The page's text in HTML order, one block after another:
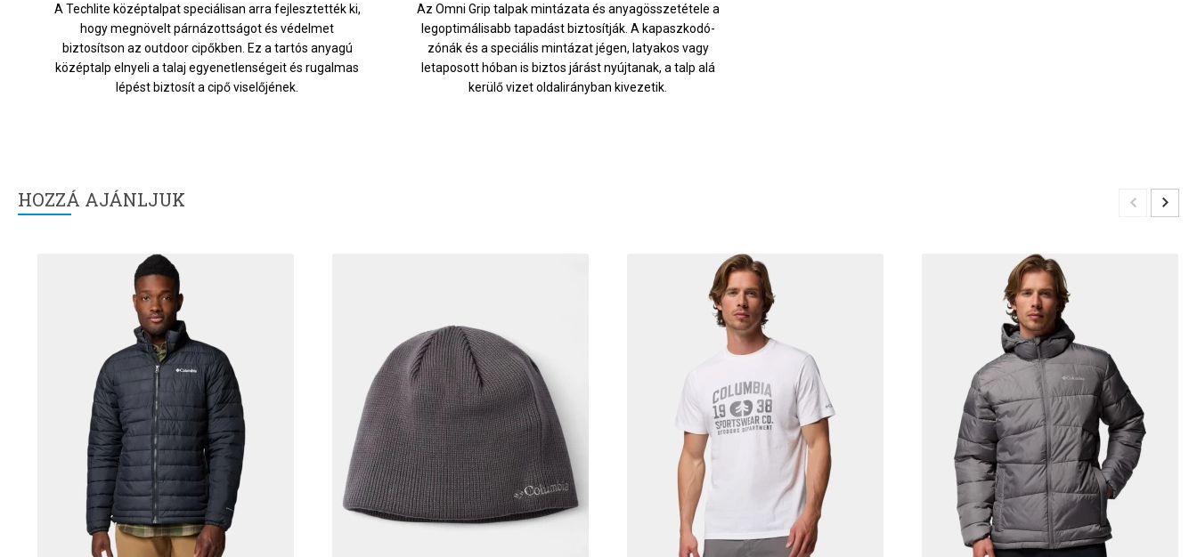
A Techlite középtalpat speciálisan arra fejlesztették ki,
hogy megnövelt párnázottságot és védelmet
biztosítson az outdoor cipőkben. Ez a tartós anyagú
középtalp elnyeli a talaj egyenetlenségeit és rugalmas
lépést biztosít a cipő viselőjének.
Az Omni Grip talpak mintázata és anyagösszetétele a
legoptimálisabb tapadást biztosítják. A kapaszkodó-
zónák és a speciális mintázat jégen, latyakos vagy
letaposott hóban is biztos járást nyújtanak, a talp alá
kerülő vizet oldalirányban kivezetik.
HOZZÁ AJÁNLJUK